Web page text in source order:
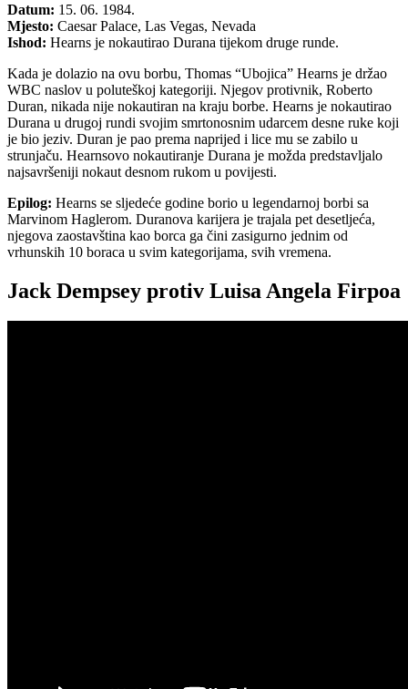
Datum: 15. 06. 1984.
Mjesto: Caesar Palace, Las Vegas, Nevada
Ishod: Hearns je nokautirao Durana tijekom druge runde.
Kada je dolazio na ovu borbu, Thomas “Ubojica” Hearns je držao
WBC naslov u poluteškoj kategoriji. Njegov protivnik, Roberto
Duran, nikada nije nokautiran na kraju borbe. Hearns je nokautirao
Durana u drugoj rundi svojim smrtonosnim udarcem desne ruke koji
je bio jeziv. Duran je pao prema naprijed i lice mu se zabilo u
strunjaču. Hearnsovo nokautiranje Durana je možda predstavljalo
najsavršeniji nokaut desnom rukom u povijesti.
Epilog: Hearns se sljedeće godine borio u legendarnoj borbi sa
Marvinom Haglerom. Duranova karijera je trajala pet desetljeća,
njegova zaostavština kao borca ga čini zasigurno jednim od
vrhunskih 10 boraca u svim kategorijama, svih vremena.
Jack Dempsey protiv Luisa Angela Firpoa